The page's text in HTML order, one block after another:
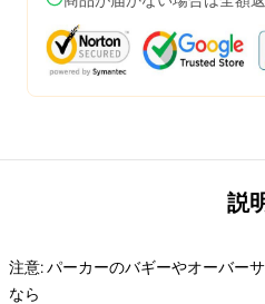
説
注意: パーカーのバギーやオーバー
なら